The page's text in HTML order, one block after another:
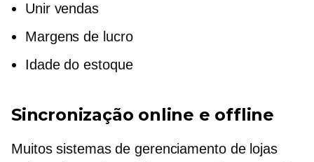
Unir vendas
Margens de lucro
Idade do estoque
Sincronização online e offline
Muitos sistemas de gerenciamento de lojas